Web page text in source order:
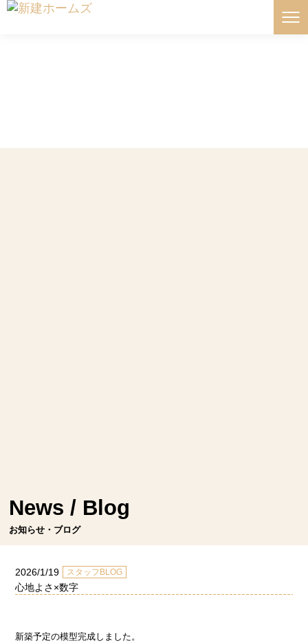
News / Blog
お知らせ・ブログ
2026/1/19 スタッフBLOG
心地よさ×数字
新築予定の模型完成しました。